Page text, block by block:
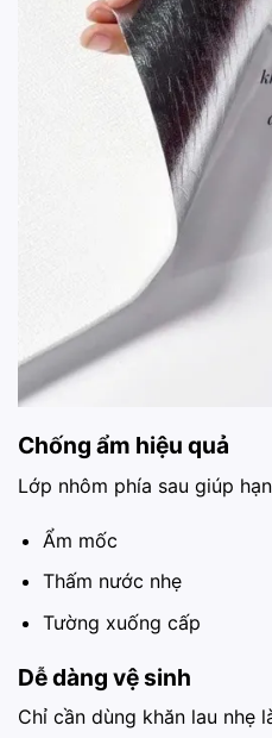
Chống ẩm hiệu quả
Lớp nhôm phía sau giúp
Ẩm mốc
Thấm nước nhẹ
Tường xuống cấp
Dễ dàng vệ sinh
Chỉ cần dùng khăn lau nhẹ